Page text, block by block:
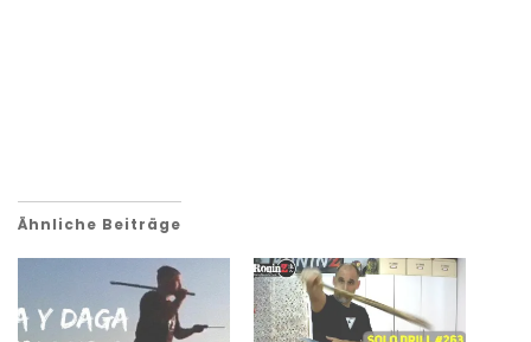
Ähnliche Beiträge